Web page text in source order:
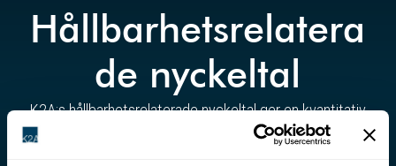
Hållbarhetsrelatera
de nyckeltal
K2A:s hållbarhetsrelaterade nyckeltal ger en kvantitativ
bild av bolagets hållbarhetsarbete och utveckling över tid.